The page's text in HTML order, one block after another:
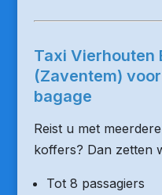
Taxi Vierhouten
(Zaventem)
bagage
Reist u met
koffers? Dan zetten
Tot 8 passagiers